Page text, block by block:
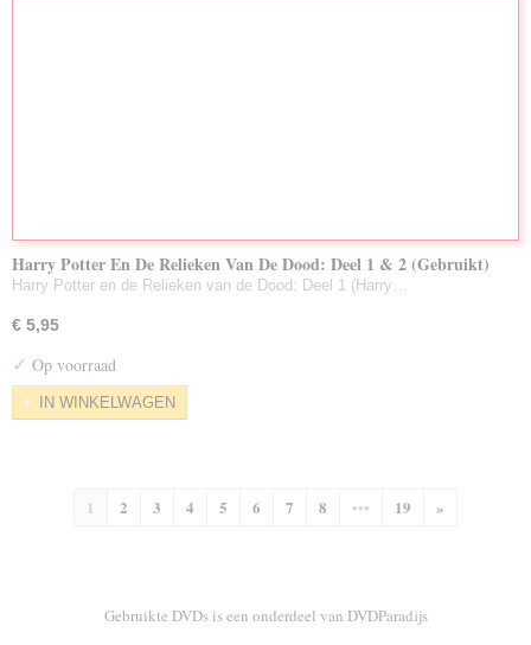
Harry Potter En De Relieken Van De Dood: Deel 1 & 2 (Gebruikt)
Harry Potter en de Relieken van de Dood: Deel 1 (Harry…
€ 5,95
✓ Op voorraad
IN WINKELWAGEN
1 2 3 4 5 6 7 8 ••• 19 »
Gebruikte DVDs is een onderdeel van DVDParadijs